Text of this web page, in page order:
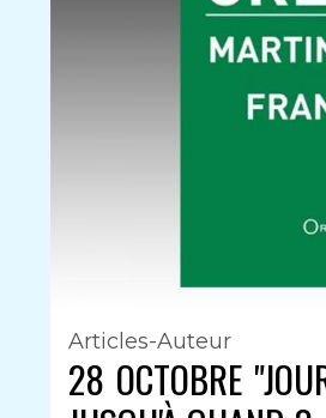
Articles-Auteur
28 OCTOBRE